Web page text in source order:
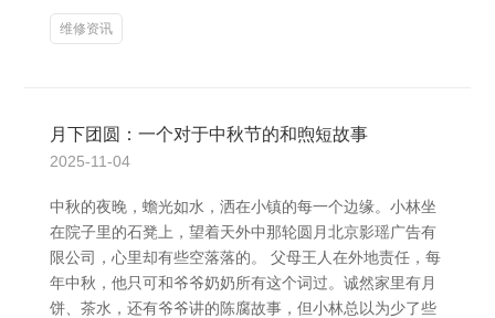
维修资讯
月下团圆：一个对于中秋节的和煦短故事
2025-11-04
中秋的夜晚，蟾光如水，洒在小镇的每一个边缘。小林坐
在院子里的石凳上，望着天外中那轮圆月北京影瑶广告有
限公司，心里却有些空落落的。 父母王人在外地责任，每
年中秋，他只可和爷爷奶奶所有这个词过。诚然家里有月
饼、茶水，还有爷爷讲的陈腐故事，但小林总以为少了些